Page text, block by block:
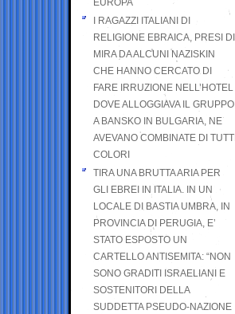
EUROPA
I RAGAZZI ITALIANI DI
RELIGIONE EBRAICA, PRESI DI
MIRA DA ALCUNI NAZISKIN
CHE HANNO CERCATO DI
FARE IRRUZIONE NELL’HOTEL
DOVE ALLOGGIAVA IL GRUPPO
A BANSKO IN BULGARIA, NE
AVEVANO COMBINATE DI TUTTI
COLORI
TIRA UNA BRUTTA ARIA PER
GLI EBREI IN ITALIA. IN UN
LOCALE DI BASTIA UMBRA, IN
PROVINCIA DI PERUGIA, E’
STATO ESPOSTO UN
CARTELLO ANTISEMITA: “NON
SONO GRADITI ISRAELIANI E
SOSTENITORI DELLA
SUDDETTA PSEUDO-NAZIONE